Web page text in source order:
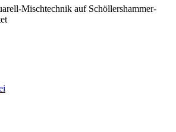
Mischtechnik auf Schöllershammer-